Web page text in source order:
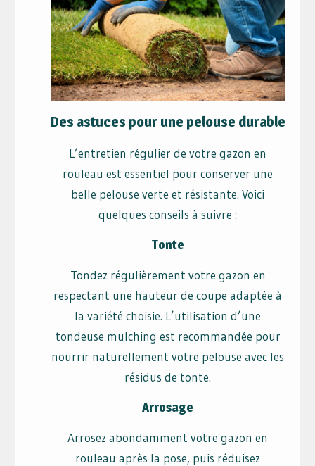
Des astuces pour une pelouse durable
L’entretien régulier de votre gazon en
rouleau est essentiel pour conserver une
belle pelouse verte et résistante. Voici
quelques conseils à suivre :
Tonte
Tondez régulièrement votre gazon en
respectant une hauteur de coupe adaptée à
la variété choisie. L’utilisation d’une
tondeuse mulching est recommandée pour
nourrir naturellement votre pelouse avec les
résidus de tonte.
Arrosage
Arrosez abondamment votre gazon en
rouleau après la pose, puis réduisez